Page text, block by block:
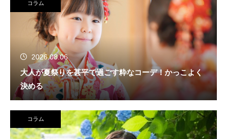
コラム
2026.08.06
大人が夏祭りを甚平で過ごす粋なコーデ！かっこよく
決める
コラム